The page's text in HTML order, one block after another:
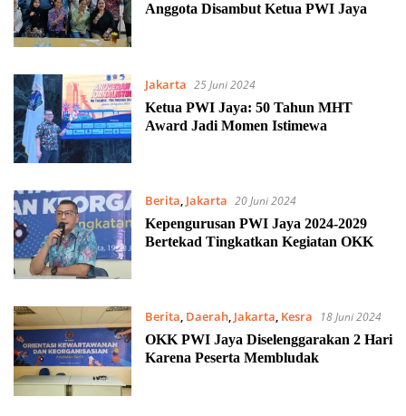
Anggota Disambut Ketua PWI Jaya
Jakarta 25 Juni 2024
Ketua PWI Jaya: 50 Tahun MHT
Award Jadi Momen Istimewa
Berita, Jakarta 20 Juni 2024
Kepengurusan PWI Jaya 2024-2029
Bertekad Tingkatkan Kegiatan OKK
Berita, Daerah, Jakarta, Kesra
18 Juni 2024
OKK PWI Jaya Diselenggarakan 2 Hari
Karena Peserta Membludak